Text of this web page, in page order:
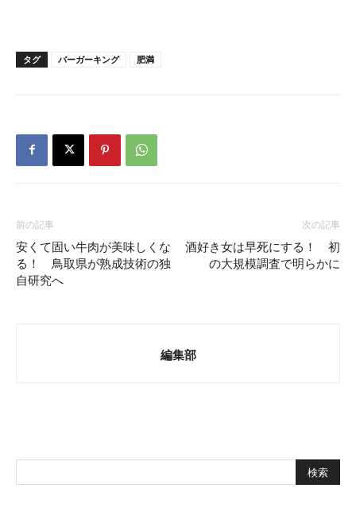
タグ バーガーキング 肥満
前の記事
安くて固い牛肉が美味しくな
る！ 鳥取県が熟成技術の独
自研究へ
次の記事
酒好き女は早死にする！ 初
の大規模調査で明らかに
編集部